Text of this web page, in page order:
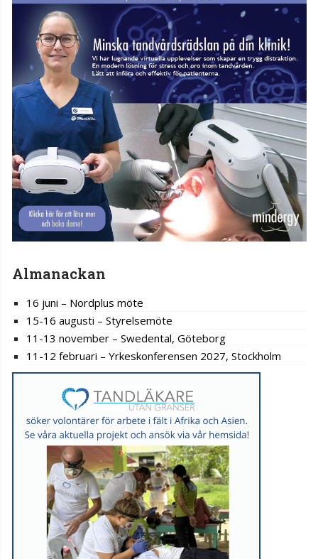
Almanackan
16 juni – Nordplus möte
15-16 augusti – Styrelsemöte
11-13 november – Swedental, Göteborg
11-12 februari – Yrkeskonferensen 2027, Stockholm